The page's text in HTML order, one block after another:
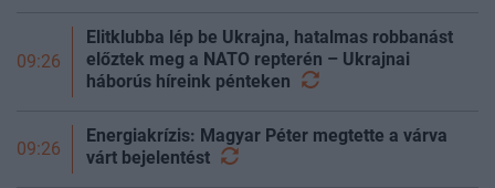
09:26
Elitklubba lép be Ukrajna, hatalmas robbanást
előztek meg a NATO repterén – Ukrajnai
háborús híreink pénteken
09:26
Energiakrízis: Magyar Péter megtette a várva
várt bejelentést